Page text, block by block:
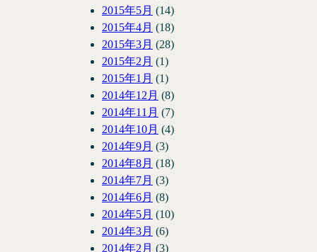
2015年5月 (14)
2015年4月 (18)
2015年3月 (28)
2015年2月 (1)
2015年1月 (1)
2014年12月 (8)
2014年11月 (7)
2014年10月 (4)
2014年9月 (3)
2014年8月 (18)
2014年7月 (3)
2014年6月 (8)
2014年5月 (10)
2014年3月 (6)
2014年2月 (3)